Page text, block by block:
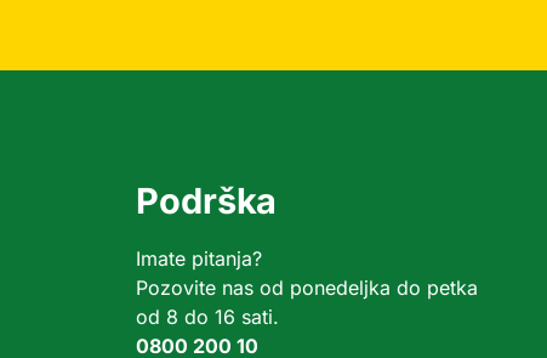
Podrška
Imate pitanja?
Pozovite nas od ponedeljka do petka
od 8 do 16 sati.
0800 200 10